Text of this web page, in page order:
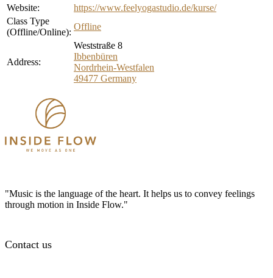
Website:
https://www.feelyogastudio.de/kurse/
Class Type
(Offline/Online):
Offline
Address:
Weststraße 8
Ibbenbüren
Nordrhein-Westfalen
49477 Germany
"Music is the language of the heart. It helps us to convey feelings
through motion in Inside Flow."
Contact us